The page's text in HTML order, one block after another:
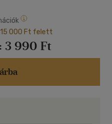
a kislány álma, hogy jó
mesél barátságról,
erőnk néha ott lapul,
15 000 Ft felett
3 990 Ft